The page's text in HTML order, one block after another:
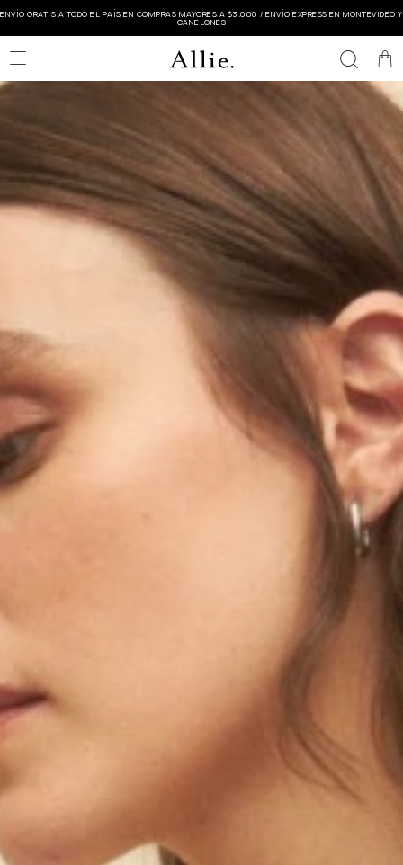
ENVÍO GRATIS A TODO EL PAÍS EN COMPRAS MAYORES A $3.000 / ENVÍO EXPRESS EN MONTEVIDEO Y
CANELONES
